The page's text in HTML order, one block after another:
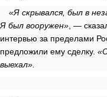
«Я скрывался, был в
Я был вооружен» , —
интервью за пределами
предложили ему сделку.
выехал».